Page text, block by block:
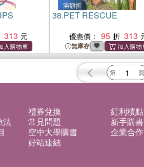
313
滿額折
38.PET RESCUE
優惠價： 95 313
無庫存
禮券兌換
紅利積點
法 常見問題
新手購書
空中大學購書
企業合作
好站連結